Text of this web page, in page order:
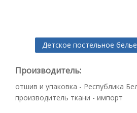
Детское постельное
Производитель:
отшив и упаковка - Республика
производитель ткани - импорт